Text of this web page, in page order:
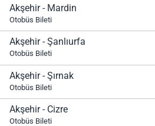
Akşehir - Mardin
Otobüs Bileti
Akşehir - Şanlıurfa
Otobüs Bileti
Akşehir - Şırnak
Otobüs Bileti
Akşehir - Cizre
Otobüs Bileti